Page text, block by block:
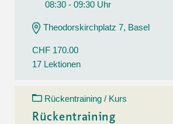
08:30 - 09:30 Uhr
Theodorskirchplatz 7, Basel
CHF 170.00
17 Lektionen
Rückentraining / Kurs
Rückentraining